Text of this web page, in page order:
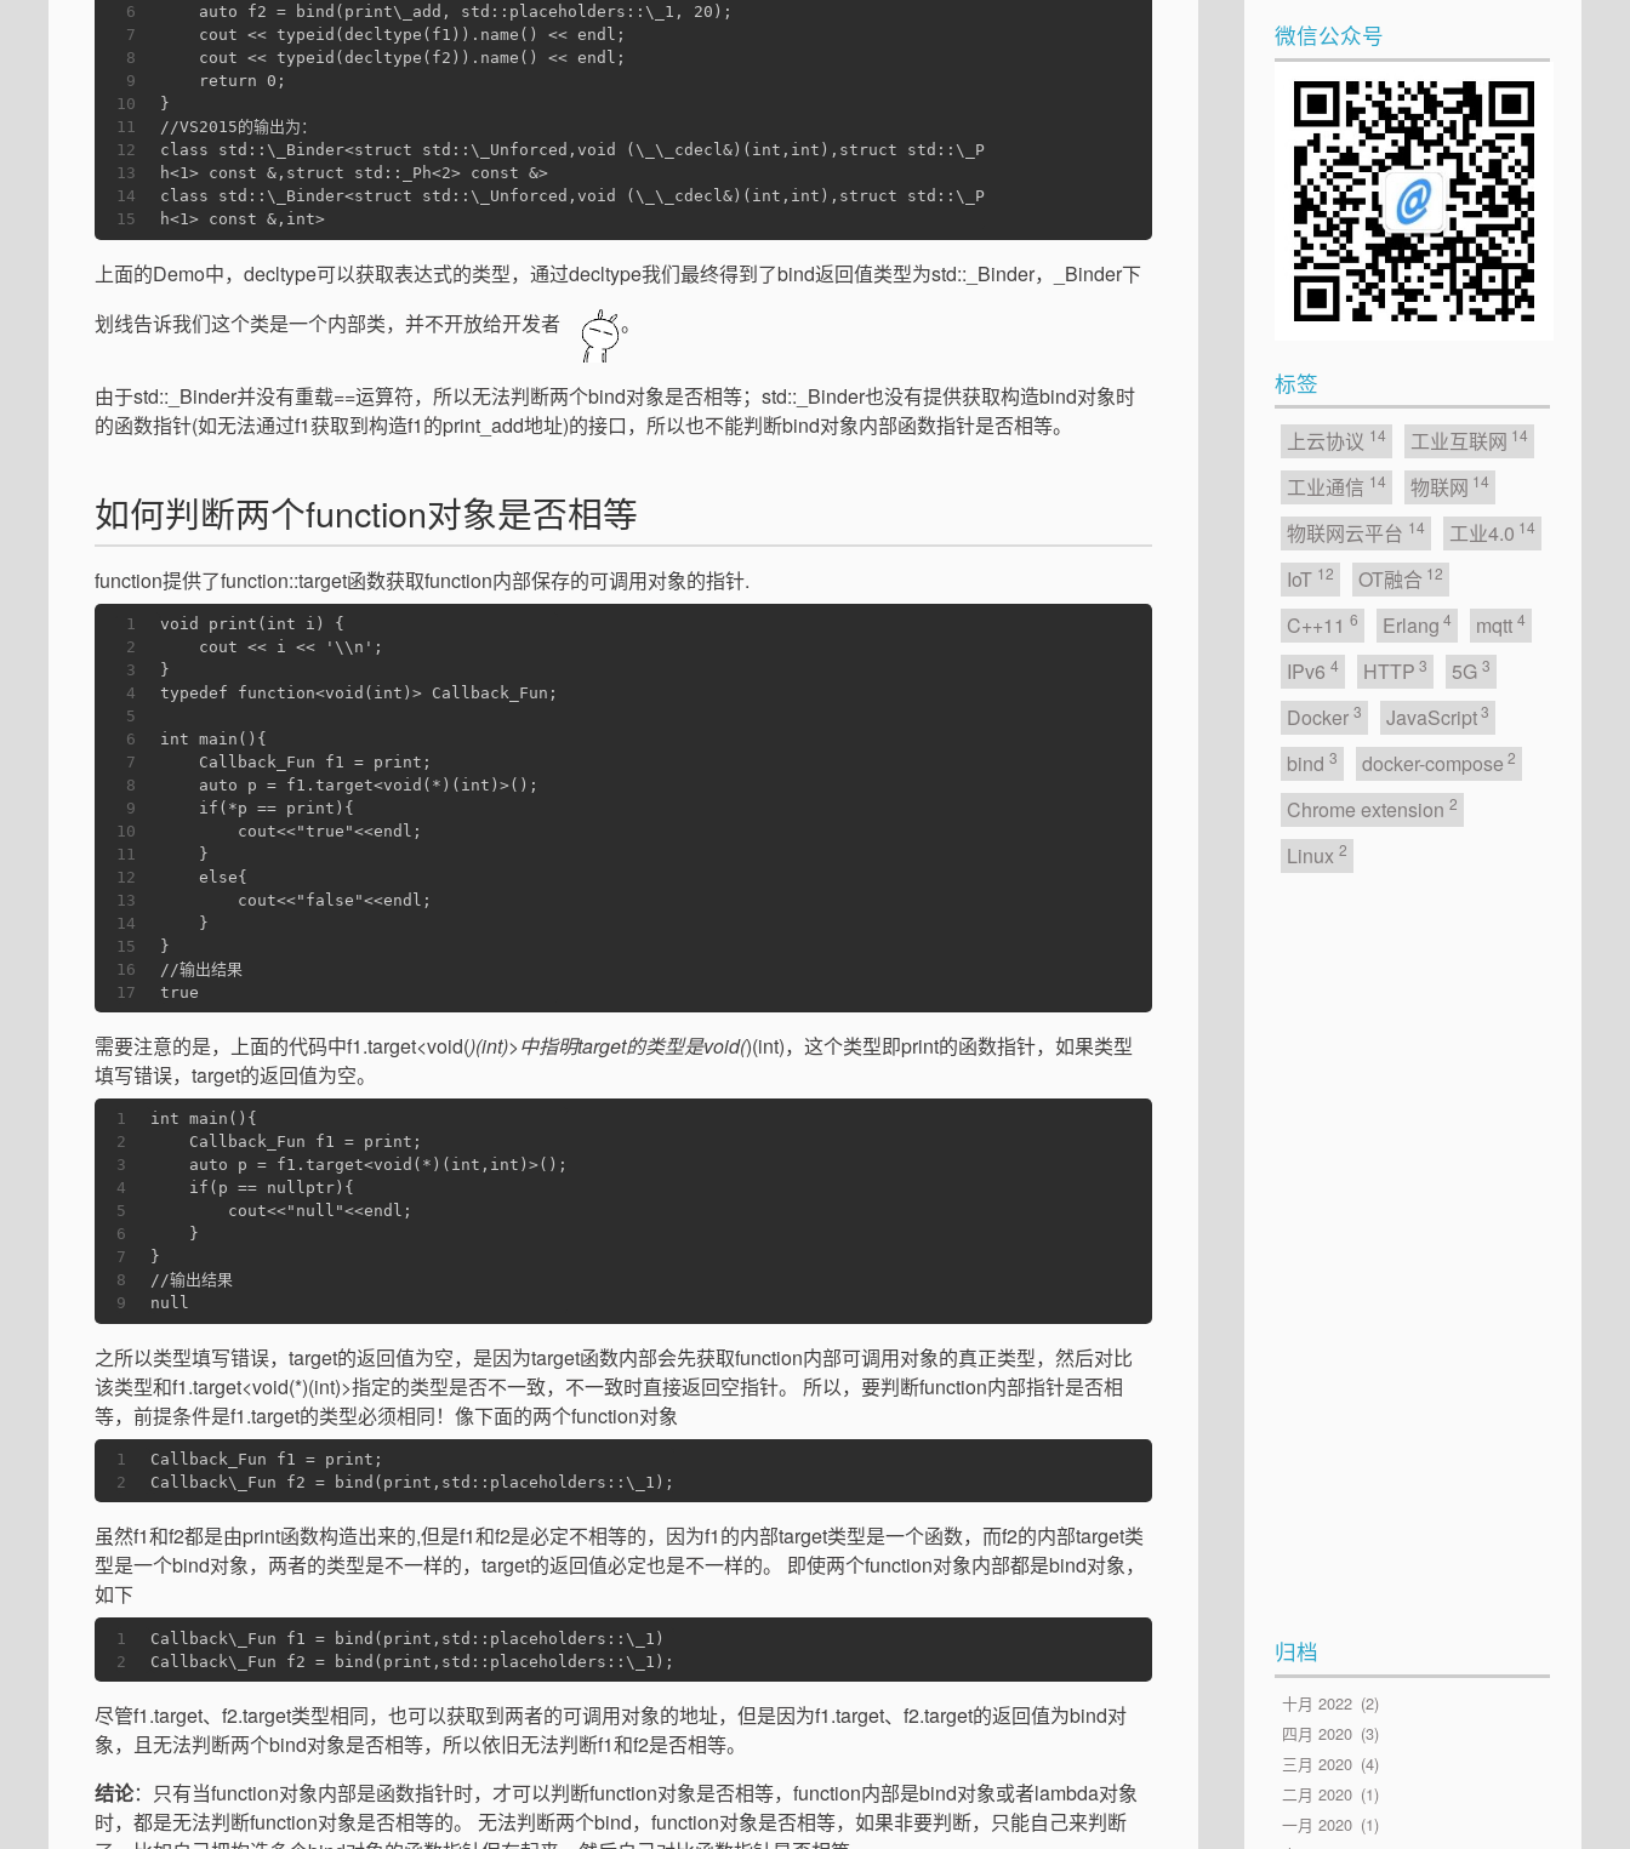
6
7
8
9
10
11
12
13
14
15
auto f2 = bind(print\_add, std::placeholders::\_1, 20);
cout << typeid(decltype(f1)).name() << endl;
cout << typeid(decltype(f2)).name() << endl;
return 0;
}
//VS2015的输出为：
class std::\_Binder<struct std::\_Unforced,void (\_\_cdecl&)(int,int),struct std::\_P
h<1> const &,struct std::_Ph<2> const &>
class std::\_Binder<struct std::\_Unforced,void (\_\_cdecl&)(int,int),struct std::\_P
h<1> const &,int>
上面的Demo中，decltype可以获取表达式的类型，通过decltype我们最终得到了bind返回值类型为std::_Binder，_Binder下
划线告诉我们这个类是一个内部类，并不开放给开发者
。
由于std::_Binder并没有重载==运算符，所以无法判断两个bind对象是否相等；std::_Binder也没有提供获取构造bind对象时
的函数指针(如无法通过f1获取到构造f1的print_add地址)的接口，所以也不能判断bind对象内部函数指针是否相等。
如何判断两个function对象是否相等
function提供了function::target函数获取function内部保存的可调用对象的指针.
1
2
3
4
5
6
7
8
9
10
11
12
13
14
15
16
17
void print(int i) {
cout << i << '\\n';
}
typedef function<void(int)> Callback_Fun;
int main(){
Callback_Fun f1 = print;
auto p = f1.target<void(*)(int)>();
if(*p == print){
cout<<"true"<<endl;
}
else{
cout<<"false"<<endl;
}
}
//输出结果
true
需要注意的是，上面的代码中f1.target<void()(int)>中指明target的类型是void()(int)，这个类型即print的函数指针，如果类型
填写错误，target的返回值为空。
1
2
3
4
5
6
7
8
9
int main(){
Callback_Fun f1 = print;
auto p = f1.target<void(*)(int,int)>();
if(p == nullptr){
cout<<"null"<<endl;
}
}
//输出结果
null
之所以类型填写错误，target的返回值为空，是因为target函数内部会先获取function内部可调用对象的真正类型，然后对比
该类型和f1.target<void(*)(int)>指定的类型是否不一致，不一致时直接返回空指针。 所以，要判断function内部指针是否相
等，前提条件是f1.target的类型必须相同！像下面的两个function对象
1
2
Callback_Fun f1 = print;
Callback\_Fun f2 = bind(print,std::placeholders::\_1);
虽然f1和f2都是由print函数构造出来的,但是f1和f2是必定不相等的，因为f1的内部target类型是一个函数，而f2的内部target类
型是一个bind对象，两者的类型是不一样的，target的返回值必定也是不一样的。 即使两个function对象内部都是bind对象，
如下
1
2
Callback\_Fun f1 = bind(print,std::placeholders::\_1)
Callback\_Fun f2 = bind(print,std::placeholders::\_1);
尽管f1.target、f2.target类型相同，也可以获取到两者的可调用对象的地址，但是因为f1.target、f2.target的返回值为bind对
象，且无法判断两个bind对象是否相等，所以依旧无法判断f1和f2是否相等。
结论：只有当function对象内部是函数指针时，才可以判断function对象是否相等，function内部是bind对象或者lambda对象
时，都是无法判断function对象是否相等的。 无法判断两个bind，function对象是否相等，如果非要判断，只能自己来判断
微信公众号
标签
上云协议 14 工业互联网 14
工业通信 14 物联网 14
物联网云平台 14 工业4.0 14
IoT 12 OT融合 12
C++11 6 Erlang 4 mqtt 4
IPv6 4 HTTP 3 5G 3
Docker 3 JavaScript 3
bind 3 docker-compose 2
Chrome extension 2
Linux 2
归档
十月 2022 2
四月 2020 3
三月 2020 4
二月 2020 1
一月 2020 1